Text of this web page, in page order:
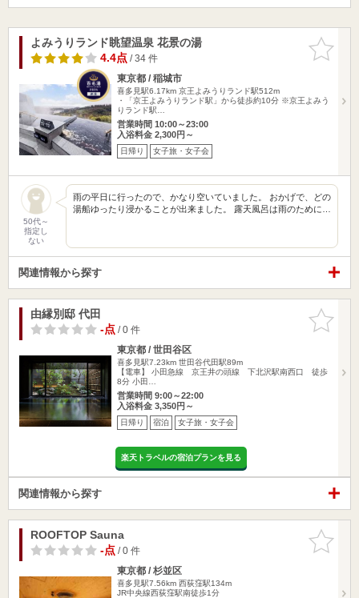
お気に入
りに追加
よみうりランド眺望温泉 花景の湯
4.4点/ 34 件
東京都 / 稲城市
喜多見駅6.17km 京王よみうりランド駅512m
・「京王よみうりランド駅」から徒歩約10分 ※京王よみう
りランド駅…
営業時間 10:00～23:00
入浴料金 2,300円～
日帰り 女子旅・女子会
50代～
指定し
ない
雨の平日に行ったので、かなり空いていました。 おかげで、どの
湯船ゆったり浸かることが出来ました。 露天風呂は雨のために…
関連情報から探す
お気に入
りに追加
由縁別邸 代田
-点/ 0 件
東京都 / 世田谷区
喜多見駅7.23km 世田谷代田駅89m
【電車】 小田急線 京王井の頭線 下北沢駅南西口 徒歩
8分 小田…
営業時間 9:00～22:00
入浴料金 3,350円～
日帰り 宿泊 女子旅・女子会
楽天トラベルの宿泊プランを見る
関連情報から探す
お気に入
りに追加
ROOFTOP Sauna
-点/ 0 件
東京都 / 杉並区
喜多見駅7.56km 西荻窪駅134m
JR中央線西荻窪駅南徒歩1分